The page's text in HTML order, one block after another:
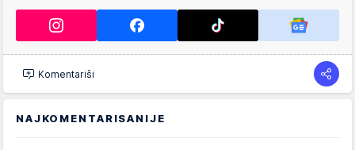
Komentariši
NAJKOMENTARISANIJE